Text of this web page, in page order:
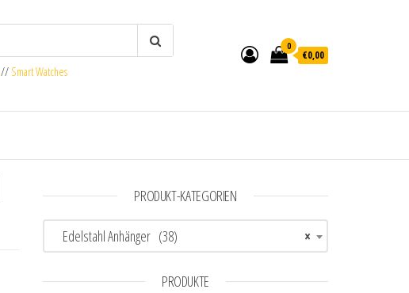
// Smart Watches
0
€0,00
PRODUKT-KATEGORIEN
×
Edelstahl Anhänger (38)
PRODUKTE